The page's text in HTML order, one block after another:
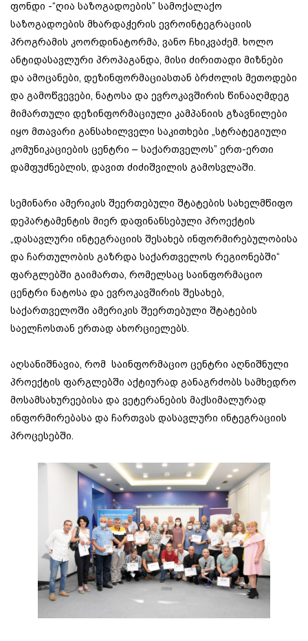
ფონდი -“ღია საზოგადოების” სამოქალაქო
საზოგადოების მხარდაჭერის ევროინტეგრაციის
პროგრამის კოორდინატორმა, ვანო ჩხიკვაძემ. ხოლო
ანტიდასავლური პროპაგანდა, მისი ძირითადი მიზნები
და ამოცანები, დეზინფორმაციასთან ბრძოლის მეთოდები
და გამოწვევები, ნატოსა და ევროკავშირის წინააღმდეგ
მიმართული დეზინფორმაციული კამპანიის გზავნილები
იყო მთავარი განსახილველი საკითხები „სტრატეგიული
კომუნიკაციების ცენტრი – საქართველოს” ერთ-ერთი
დამფუძნებლის, დავით ძიძიშვილის გამოსვლაში.
სემინარი ამერიკის შეერთებული შტატების სახელმწიფო
დეპარტამენტის მიერ დაფინანსებული პროექტის
„დასავლური ინტეგრაციის შესახებ ინფორმირებულობისა
და ჩართულობის გაზრდა საქართველოს რეგიონებში“
ფარგლებში გაიმართა, რომელსაც საინფორმაციო
ცენტრი ნატოსა და ევროკავშირის შესახებ,
საქართველოში ამერიკის შეერთებული შტატების
საელჩოსთან ერთად ახორციელებს.
აღსანიშნავია, რომ საინფორმაციო ცენტრი აღნიშნული
პროექტის ფარგლებში აქტიურად განაგრძობს სამხედრო
მოსამსახურეებისა და ვეტერანების მაქსიმალურად
ინფორმირებასა და ჩართვას დასავლური ინტეგრაციის
პროცესებში.